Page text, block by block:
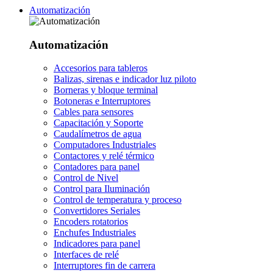
Automatización
Automatización
Accesorios para tableros
Balizas, sirenas e indicador luz piloto
Borneras y bloque terminal
Botoneras e Interruptores
Cables para sensores
Capacitación y Soporte
Caudalímetros de agua
Computadores Industriales
Contactores y relé térmico
Contadores para panel
Control de Nivel
Control para Iluminación
Control de temperatura y proceso
Convertidores Seriales
Encoders rotatorios
Enchufes Industriales
Indicadores para panel
Interfaces de relé
Interruptores fin de carrera